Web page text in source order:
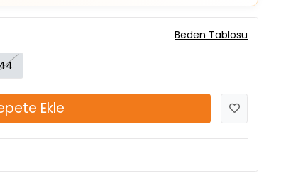
Ekle
Ekle